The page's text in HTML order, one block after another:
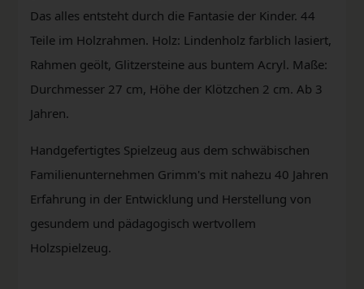
Das alles entsteht durch die Fantasie der Kinder. 44
Teile im Holzrahmen. Holz: Lindenholz farblich lasiert,
Rahmen geölt, Glitzersteine aus buntem Acryl. Maße:
Durchmesser 27 cm, Höhe der Klötzchen 2 cm. Ab 3
Jahren.
Handgefertigtes Spielzeug aus dem schwäbischen
Familienunternehmen Grimm's mit nahezu 40 Jahren
Erfahrung in der Entwicklung und Herstellung von
gesundem und pädagogisch wertvollem
Holzspielzeug.